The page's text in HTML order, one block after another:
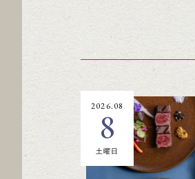
2026.08
8
土曜日